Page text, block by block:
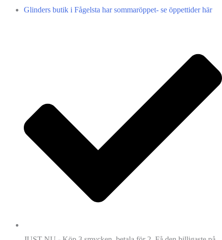
Glinders butik i Fågelsta har sommaröppet- se öppettider här